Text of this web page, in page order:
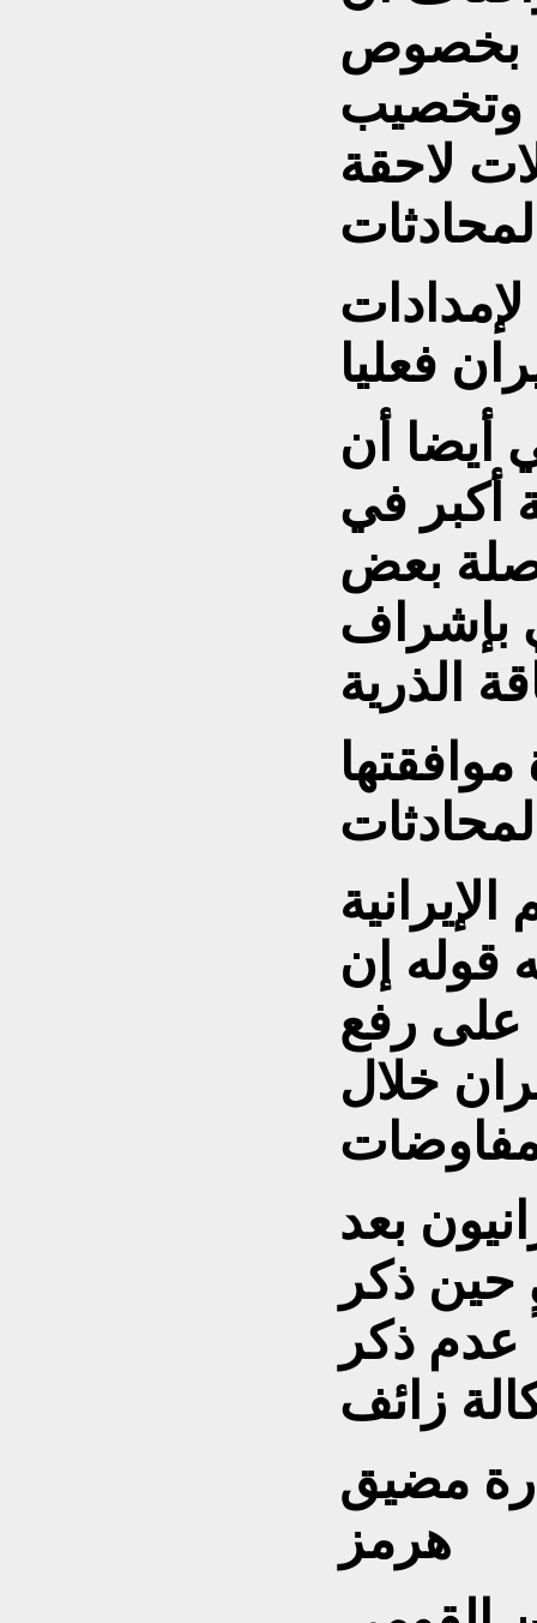
بخصوص
وتخصيب
لاحقة
أيضا أن
أكبر في
بعض
بإشراف
إن
على رفع
خلال
بعد
حين ذكر
ذكر
مضيق
هرمز